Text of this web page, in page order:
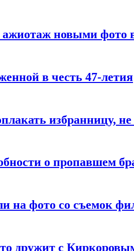
новыми фото
в честь 47-летия
избранницу,
о пропавшем
на фото со съемок
дружит с